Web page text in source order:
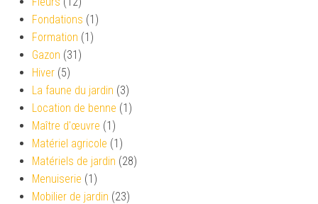
Fondations (1)
Formation (1)
Gazon (31)
Hiver (5)
La faune du jardin (3)
Location de benne (1)
Maître d'œuvre (1)
Matériel agricole (1)
Matériels de jardin (28)
Menuiserie (1)
Mobilier de jardin (23)